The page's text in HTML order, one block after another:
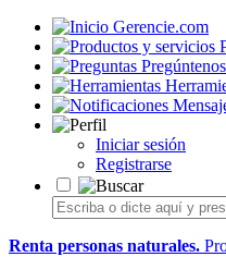
Gerencie.com
Pregúntenos
Iniciar sesión
Registrarse
Renta personas naturales.